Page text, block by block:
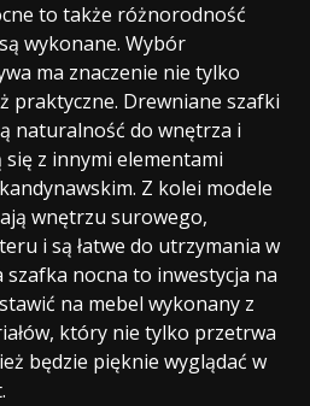
to także różnorodność
wykonane. Wybór
ma znaczenie nie tylko
praktyczne. Drewniane szafki
naturalność do wnętrza i
z innymi elementami
Z kolei modele
wnętrzu surowego,
i są łatwe do utrzymania w
szafka nocna to inwestycja na
na mebel wykonany z
który nie tylko przetrwa
będzie pięknie wyglądać w